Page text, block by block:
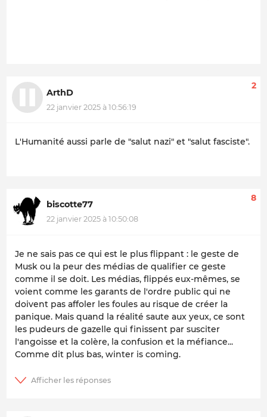
ArthD
22 janvier 2025 à 10:56:19
2
L'Humanité aussi parle de "salut nazi" et "salut fasciste".
biscotte77
22 janvier 2025 à 10:50:08
8
Je ne sais pas ce qui est le plus flippant : le geste de
Musk ou la peur des médias de qualifier ce geste
comme il se doit. Les médias, flippés eux-mêmes, se
voient comme les garants de l'ordre public qui ne
doivent pas affoler les foules au risque de créer la
panique. Mais quand la réalité saute aux yeux, ce sont
les pudeurs de gazelle qui finissent par susciter
l'angoisse et la colère, la confusion et la méfiance...
Comme dit plus bas, winter is coming.